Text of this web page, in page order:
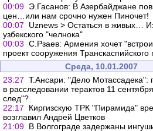
00:09 Э.Гасанов: В Азербайджане
цен…или нам cрочно нужен Пиночет!
00:07
Uznews > Остаться в живых…
узбекского "челнока"
00:03 С.Рзаев: Армения хочет
проект сооружения Транскаспийского
Среда, 10.01.2007
23:27 Т.Ансари: "Дело Мотассадека":
в расследовании терактов 11
след"?
22:17
Киргизскую ТРК "Пирамида"
возглавил Андрей Цветков
21:09 В Волгограде задержаны